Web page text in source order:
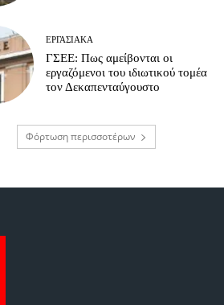
ΕΡΓΑΣΙΑΚΆ
ΓΣΕΕ: Πως αμείβονται οι
εργαζόμενοι του ιδιωτικού τομέα
τον Δεκαπενταύγουστο
Φόρτωση περισσοτέρων